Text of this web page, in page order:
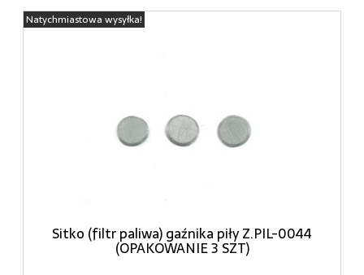
Sitko (filtr paliwa) gaźnika piły Z.PIL-0044
(OPAKOWANIE 3 SZT)
Natychmiastowa wysyłka!